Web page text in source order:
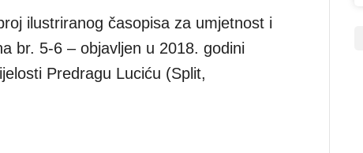
ilustriranog časopisa za umjetnost i
br. 5-6 – objavljen u 2018. godini
Predragu Luciću (Split,